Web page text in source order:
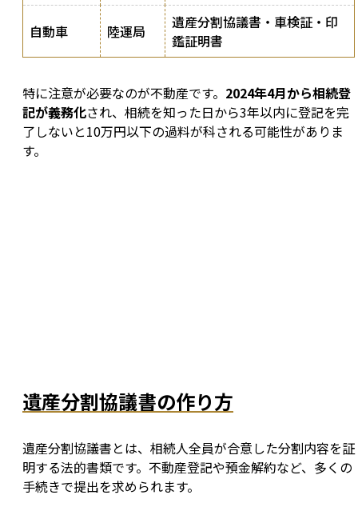
自動車 陸運局
遺産分割協議書・車検証・印
鑑証明書
特に注意が必要なのが不動産です。 2024年4月から相続登
記が義務化され、相続を知った日から3年以内に登記を完
了しないと10万円以下の過料が科される可能性がありま
す。
遺産分割協議書の作り方
遺産分割協議書とは、相続人全員が合意した分割内容を証
明する法的書類です。不動産登記や預金解約など、多くの
手続きで提出を求められます。